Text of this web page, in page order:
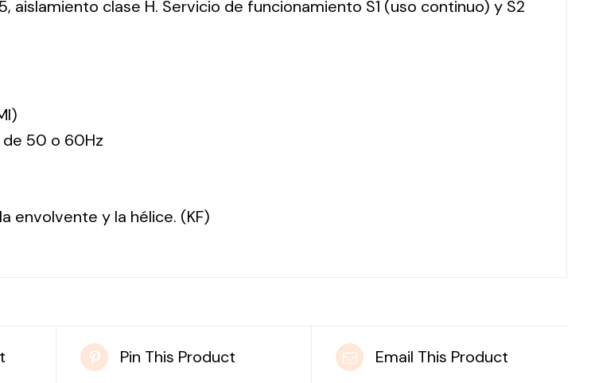
aislamiento clase H. Servicio de funcionamiento S1 (uso continuo) y S2
de 50 o 60Hz
envolvente y la hélice. (KF)
Pin This Product Email This Product